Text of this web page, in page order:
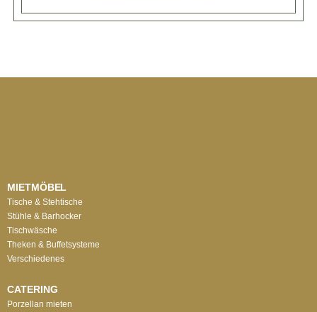
MIETMÖBEL
Tische & Stehtische
Stühle & Barhocker
Tischwäsche
Theken & Buffetsysteme
Verschiedenes
CATERING
Porzellan mieten